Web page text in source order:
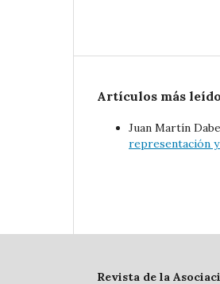
Artículos más
Juan Martín
representación
Revista de la